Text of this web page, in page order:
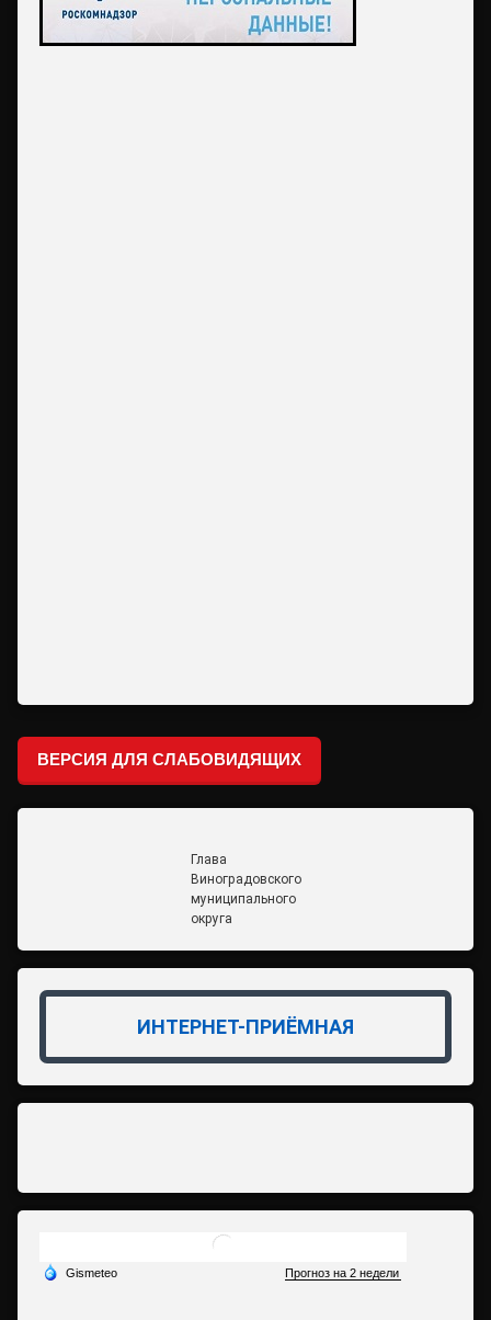
ВЕРСИЯ ДЛЯ СЛАБОВИДЯЩИХ
Глава
Виноградовского
муниципального
округа
ИНТЕРНЕТ-ПРИЁМНАЯ